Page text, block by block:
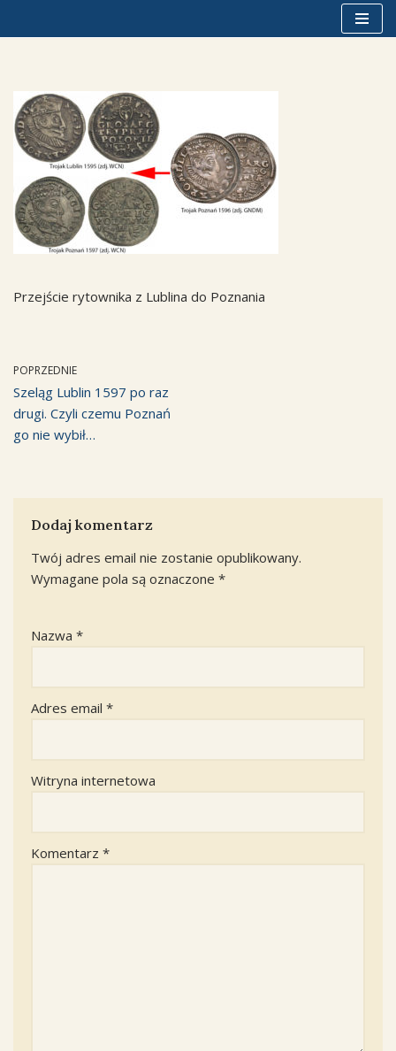
treści
Przejście rytownika z Lublina do Poznania
POPRZEDNIE
Szeląg Lublin 1597 po raz
drugi. Czyli czemu Poznań
go nie wybił…
Dodaj komentarz
Twój adres email nie zostanie opublikowany.
Wymagane pola są oznaczone *
Nazwa *
Adres email *
Witryna internetowa
Komentarz *